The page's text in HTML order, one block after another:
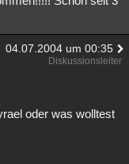
Literatur
04.07.2004 um 00:35
Diskussionsleiter
oder was wolltest